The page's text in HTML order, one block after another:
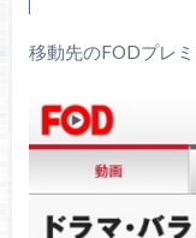
移動先のFODプレ